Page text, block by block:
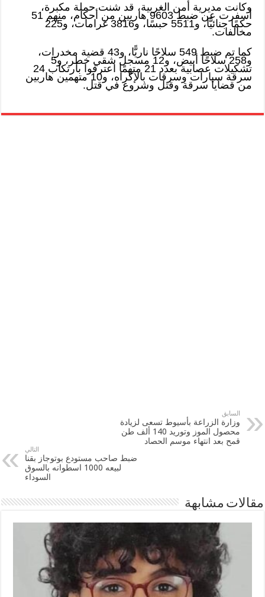
وكانت مديرية أمن الغربية، قد شنت حملة مكبرة،
أسفرت عن ضبط 9603 هاربين من أحكام، منهم 51
حكمًا جنائيًّا، و5511 حبسًا، و3816 غرامات، و225
مخالفات.
كما تم ضبط 549 سلاحًا ناريًّا، و43 قضية مخدرات،
و258 سلاحًا أبيض، و12 مسجل شقي خطر، و5
تشكيلات عصابية بعدد 21 متهمًا اعترفوا بارتكاب 24
سرقة سيارات وسرقات بالإكراه، و10 متهمين هاربين
من قضايا سرقة وقتل وشروع في قتل.
السابق
وزارة الزراعة بأسيوط تسعى لزيادة
محصول الموز وتوريد 140 ألف طن
قمح بعد انتهاء موسم الحصاد
التالي
ضبط صاحب مستودع بوتوجاز بقنا
لبيعه 1000 اسطوانه بالسوق
السوداء
مقالات مشابهة